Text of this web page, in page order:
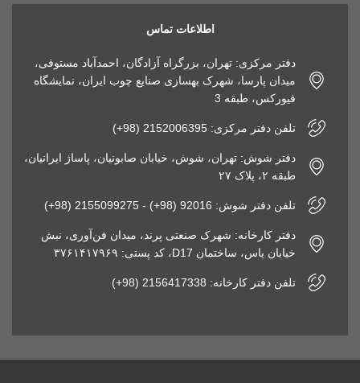
اطلاعات تماس
دفتر مرکزی: تهران، بزرگراه آزادگان، احمدآباد مستوفی،
میدان پارسا، شهرک بهسازی صنایع چوب ایران، نمایشگاه
فیورکس، طبقه 3
تلفن دفتر مرکزی: 2152006395 (98+)
دفتر شوش: تهران، شوش، خیابان صابونیان، پاساژ ایرانیان،
طبقه ۲، پلاک ۲۷
تلفن دفتر شوش: 92016 (98+) - 2155099275 (98+)
دفتر کارخانه: شهرک صنعتی پرند، میدان فن‌آوری، نبش
خیابان یاس، ساختمان D17، کد پستی: ۳۷۶۱۴۱۷۹۶۹
تلفن دفتر کارخانه: 2156417338 (98+)